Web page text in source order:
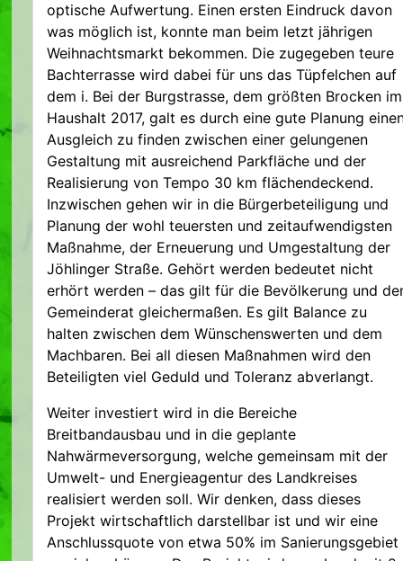
optische Aufwertung. Einen ersten Eindruck davon
was möglich ist, konnte man beim letzt jährigen
Weihnachtsmarkt bekommen. Die zugegeben teure
Bachterrasse wird dabei für uns das Tüpfelchen auf
dem i. Bei der Burgstrasse, dem größten Brocken im
Haushalt 2017, galt es durch eine gute Planung
Ausgleich zu finden zwischen einer gelungenen
Gestaltung mit ausreichend Parkfläche und der
Realisierung von Tempo 30 km flächendeckend.
Inzwischen gehen wir in die Bürgerbeteiligung und
Planung der wohl teuersten und zeitaufwendigsten
Maßnahme, der Erneuerung und Umgestaltung der
Jöhlinger Straße. Gehört werden bedeutet nicht
erhört werden – das gilt für die Bevölkerung und
Gemeinderat gleichermaßen. Es gilt Balance zu
halten zwischen dem Wünschenswerten und dem
Machbaren. Bei all diesen Maßnahmen wird den
Beteiligten viel Geduld und Toleranz abverlangt.
Weiter investiert wird in die Bereiche
Breitbandausbau und in die geplante
Nahwärmeversorgung, welche gemeinsam mit der
Umwelt- und Energieagentur des Landkreises
realisiert werden soll. Wir denken, dass dieses
Projekt wirtschaftlich darstellbar ist und wir eine
Anschlussquote von etwa 50% im Sanierungsgebiet